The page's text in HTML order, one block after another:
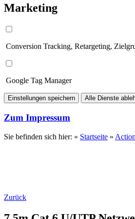
Marketing
Conversion Tracking, Retargeting,
Google Tag Manager
Einstellungen speichern Alle Dienste
Zum Impressum
Sie befinden sich hier: » Startseite »
Zurück